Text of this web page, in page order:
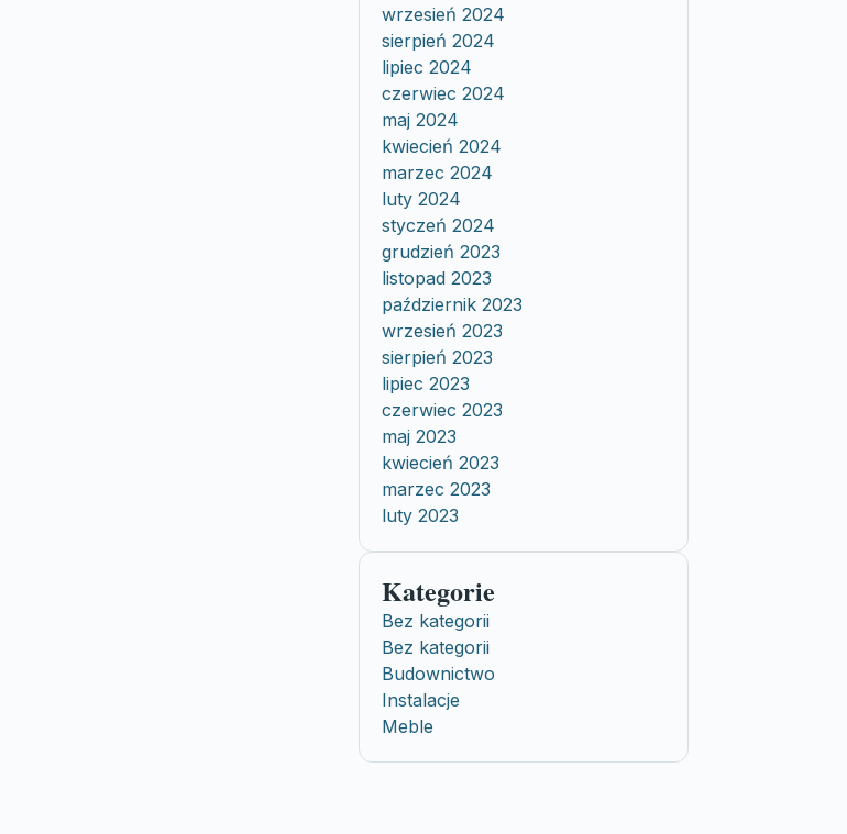
wrzesień 2024
sierpień 2024
lipiec 2024
czerwiec 2024
maj 2024
kwiecień 2024
marzec 2024
luty 2024
styczeń 2024
grudzień 2023
listopad 2023
październik 2023
wrzesień 2023
sierpień 2023
lipiec 2023
czerwiec 2023
maj 2023
kwiecień 2023
marzec 2023
luty 2023
Kategorie
Bez kategorii
Bez kategorii
Budownictwo
Instalacje
Meble